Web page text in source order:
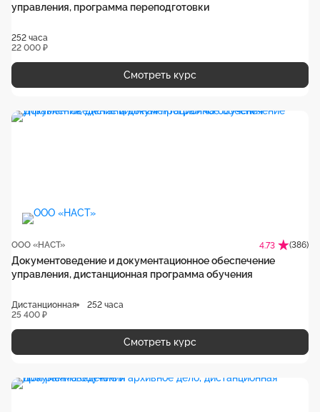
управления, программа переподготовки
252 часа
22 000 ₽
Смотреть курс
ООО «НАСТ» 4.73 (386)
Документоведение и документационное обеспечение
управления, дистанционная программа обучения
Дистанционная
252 часа
25 400 ₽
Смотреть курс